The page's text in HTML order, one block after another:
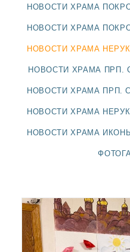
БЛАГОЧИНИЕ
НОВОСТИ ХРАМА
НОВОСТИ ХРАМА
НОВОСТИ ХРАМА
НОВОСТИ ХРАМА ПРП.
НОВОСТИ ХРАМА ПРП.
НОВОСТИ ХРАМА
НОВОСТИ ХРАМА